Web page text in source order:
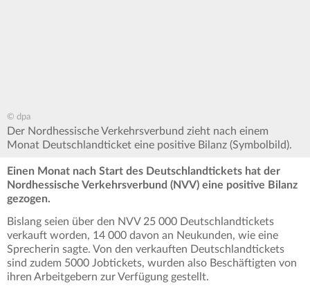
© dpa
Der Nordhessische Verkehrsverbund zieht nach einem
Monat Deutschlandticket eine positive Bilanz (Symbolbild).
Einen Monat nach Start des Deutschlandtickets hat der
Nordhessische Verkehrsverbund (NVV) eine positive Bilanz
gezogen.
Bislang seien über den NVV 25 000 Deutschlandtickets
verkauft worden, 14 000 davon an Neukunden, wie eine
Sprecherin sagte. Von den verkauften Deutschlandtickets
sind zudem 5000 Jobtickets, wurden also Beschäftigten von
ihren Arbeitgebern zur Verfügung gestellt.